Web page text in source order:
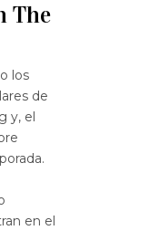
The
los
de
y, el
en el